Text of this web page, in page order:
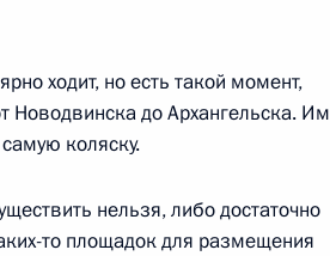
ходит, но есть такой момент,
Новодвинска до Архангельска. Им
коляску.
нельзя, либо достаточно
то площадок для размещения